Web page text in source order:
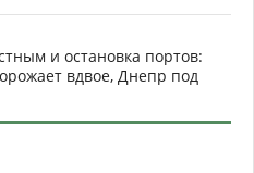
и остановка портов:
вдвое, Днепр под